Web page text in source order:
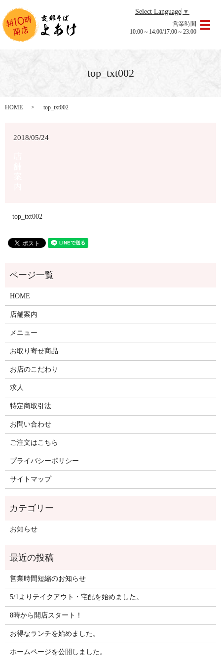
メ
営業時間
10:00～14:00/17:00～23:00
Select Language ▼
top_txt002
HOME top_txt002
2018/05/24
top_txt002
HOME
店舗案内
メニュー
お取り寄せ商品
お店のこだわり
求人
特定商取引法
お問い合わせ
ご注文はこちら
プライバシーポリシー
サイトマップ
お知らせ
営業時間短縮のお知らせ
5/1よりテイクアウト・宅配を始めました。
8時から開店スタート！
お得なランチを始めました。
ホームページを公開しました。